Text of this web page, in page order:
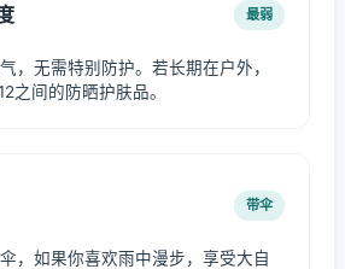
最弱
，无需特别防护。若长期在户外，
之间的防晒护肤品。
带伞
，如果你喜欢雨中漫步，享受大自